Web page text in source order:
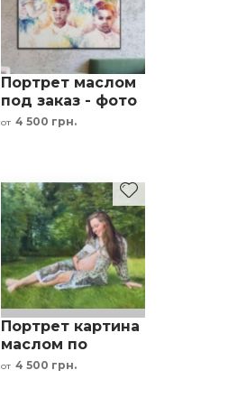
Портрет маслом
под заказ - фото
семьи
от 4 500 грн.
Портрет картина
маслом по
фотографии под
от 4 500 грн.